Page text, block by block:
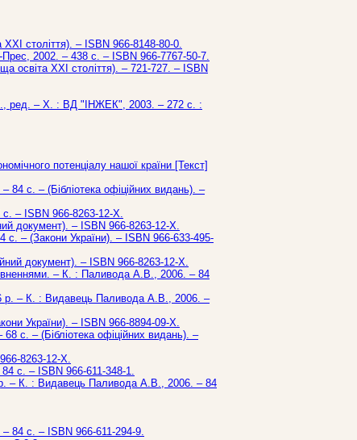
століття). – ISBN 966-8148-80-0.
2002. – 438 с. – ISBN 966-7767-50-7.
освіта ХХІ століття). – 721-727. – ISBN
В., ред. – Х. : ВД "ІНЖЕК", 2003. – 272 с. :
потенціалу нашої країни [Текст]
с. – (Бібліотека офіційних видань). –
– ISBN 966-8263-12-Х.
документ). – ISBN 966-8263-12-Х.
– (Закони України). – ISBN 966-633-495-
документ). – ISBN 966-8263-12-Х.
– К. : Паливода А.В., 2006. – 84
р. – К. : Видавець Паливода А.В., 2006. –
України). – ISBN 966-8894-09-Х.
с. – (Бібліотека офіційних видань). –
8263-12-Х.
с. – ISBN 966-611-348-1.
р. – К. : Видавець Паливода А.В., 2006. – 84
84 с. – ISBN 966-611-294-9.